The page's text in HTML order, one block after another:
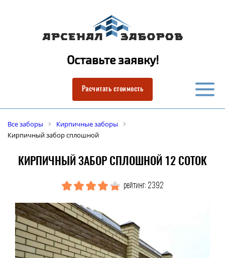
Оставьте заявку!
Расчитать стоимость
Все заборы
Кирпичные заборы
Кирпичный забор сплошной
КИРПИЧНЫЙ ЗАБОР СПЛОШНОЙ 12 СОТОК
рейтинг: 2392